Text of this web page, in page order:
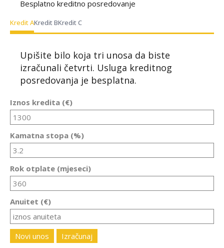
Besplatno kreditno posredovanje
Kredit AKredit BKredit C
Upišite bilo koja tri unosa da biste
izračunali četvrti. Usluga kreditnog
posredovanja je besplatna.
Iznos kredita (€)
Kamatna stopa (%)
Rok otplate (mjeseci)
Anuitet (€)
Novi unos Izračunaj